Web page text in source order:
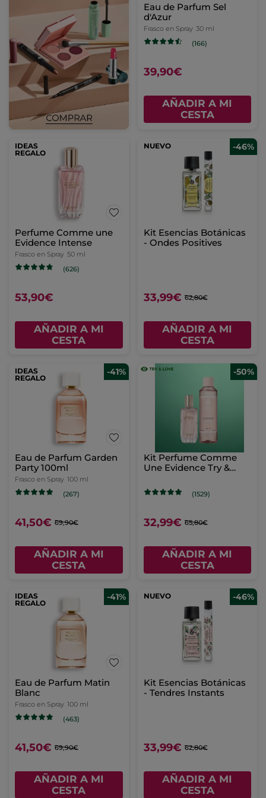
Eau de Parfum Sel
d'Azur
Frasco en Spray 30 ml
(166)
39,90€
AÑADIR A MI
CESTA
IDEAS
REGALO
Perfume Comme une
Evidence Intense
Frasco en Spray 50 ml
(626)
53,90€
AÑADIR A MI
CESTA
NUEVO -46%
Kit Esencias Botánicas
- Ondes Positives
33,99€ 62,80€
AÑADIR A MI
CESTA
IDEAS
REGALO
-41%
Eau de Parfum Garden
Party 100ml
Frasco en Spray 100 ml
(267)
41,50€ 69,90€
AÑADIR A MI
CESTA
-50%
Kit Perfume Comme
Une Evidence Try &
(1529)
32,99€ 65,80€
AÑADIR A MI
CESTA
IDEAS
REGALO
-41%
Eau de Parfum Matin
Blanc
Frasco en Spray 100 ml
(463)
41,50€ 69,90€
AÑADIR A MI
CESTA
NUEVO -46%
Kit Esencias Botánicas
- Tendres Instants
33,99€ 62,80€
AÑADIR A MI
CESTA